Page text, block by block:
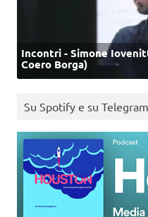
Incontri - Simone
Coero Borga)
Su Spotify e su Telegram